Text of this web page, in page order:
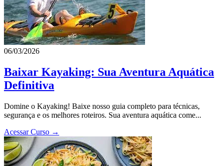
06/03/2026
Baixar Kayaking: Sua Aventura Aquática
Definitiva
Domine o Kayaking! Baixe nosso guia completo para técnicas,
segurança e os melhores roteiros. Sua aventura aquática come...
Acessar Curso →